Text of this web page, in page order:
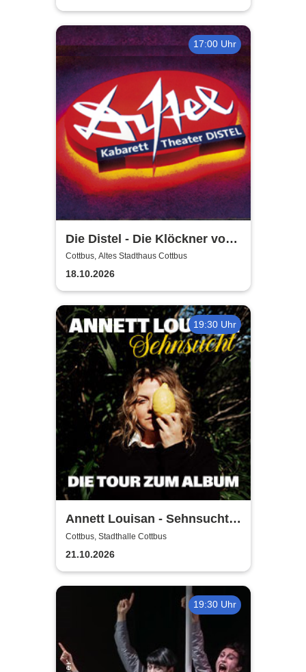
17:00 Uhr
Die Distel - Die Klöckner von
Instagram
Cottbus, Altes Stadthaus Cottbus
18.10.2026
19:30 Uhr
Annett Louisan - Sehnsucht -
Live 2026
Cottbus, Stadthalle Cottbus
21.10.2026
19:30 Uhr